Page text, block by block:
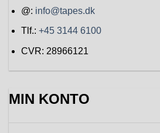
@: info@tapes.dk
Tlf.: +45 3144 6100
CVR: 28966121
MIN KONTO